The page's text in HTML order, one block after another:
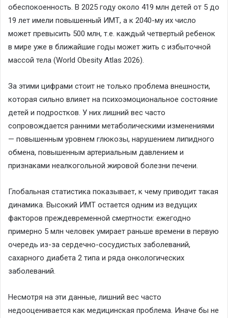
обеспокоенность. В 2025 году около 419 млн детей от 5 до
19 лет имели повышенный ИМТ, а к 2040-му их число
может превысить 500 млн, т.е. каждый четвертый ребенок
в мире уже в ближайшие годы может жить с избыточной
массой тела (World Obesity Atlas 2026).
За этими цифрами стоит не только проблема внешности,
которая сильно влияет на психоэмоциональное состояние
детей и подростков. У них лишний вес часто
сопровождается ранними метаболическими изменениями
— повышенным уровнем глюкозы, нарушением липидного
обмена, повышенным артериальным давлением и
признаками неалкогольной жировой болезни печени.
Глобальная статистика показывает, к чему приводит такая
динамика. Высокий ИМТ остается одним из ведущих
факторов преждевременной смертности: ежегодно
примерно 5 млн человек умирает раньше времени в первую
очередь из-за сердечно-сосудистых заболеваний,
сахарного диабета 2 типа и ряда онкологических
заболеваний.
Несмотря на эти данные, лишний вес часто
недооценивается как медицинская проблема. Иначе бы не